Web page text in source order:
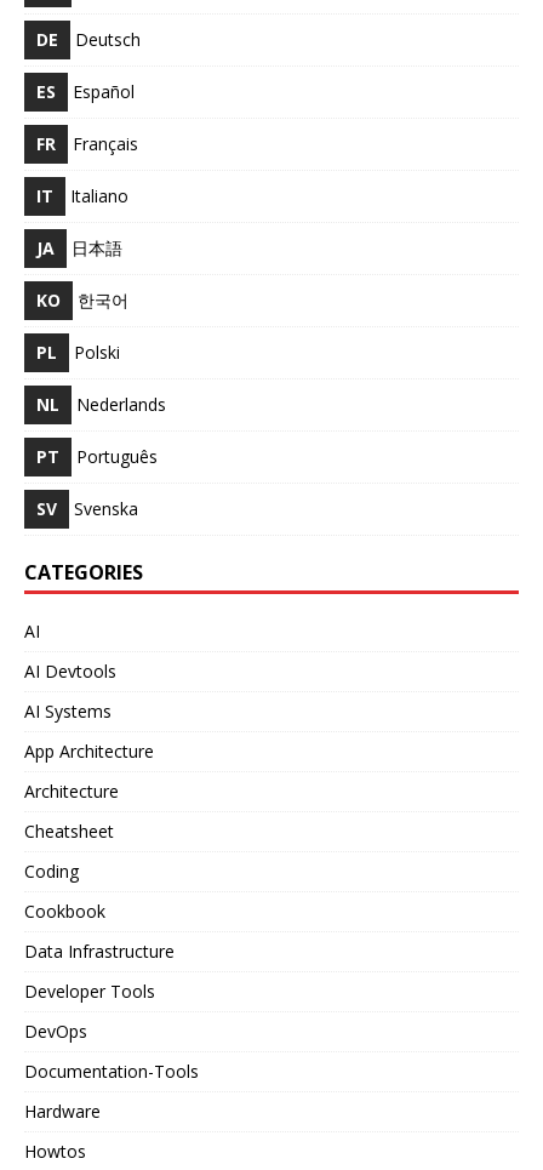
DE Deutsch
ES Español
FR Français
IT Italiano
JA 日本語
KO 한국어
PL Polski
NL Nederlands
PT Português
SV Svenska
CATEGORIES
AI
AI Devtools
AI Systems
App Architecture
Architecture
Cheatsheet
Coding
Cookbook
Data Infrastructure
Developer Tools
DevOps
Documentation-Tools
Hardware
Howtos